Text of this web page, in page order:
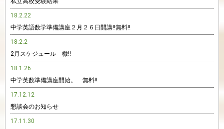
18.2.22
中学英語数学準備講座２月２６日開講‼︎無料‼
18.2.2
2月スケジュール 檄‼︎
18.1.26
中学英数準備講座開始。 無料‼️
17.12.12
懇談会のお知らせ
17.11.30